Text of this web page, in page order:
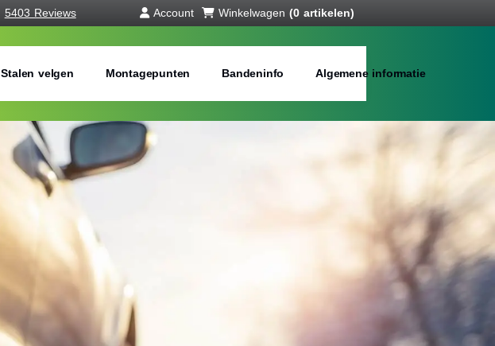
5403 Reviews Account Winkelwagen (0 artikelen)
Stalen velgen Montagepunten Bandeninfo Algemene informatie
Bestel voordelig winterbanden
Seizoen:
Breedte: Hoogte: